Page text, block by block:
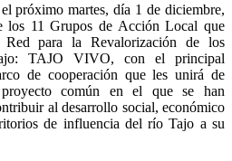
próximo martes, día 1 de diciembre,
los 11 Grupos de Acción Local que
para la Revalorización de los
TAJO VIVO, con el principal
de cooperación que les unirá de
común en el que se han
al desarrollo social, económico
de influencia del río Tajo a su